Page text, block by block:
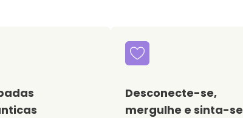
Desconecte-se,
mergulhe e sinta-se